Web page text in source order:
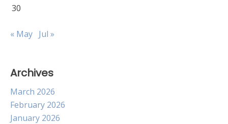
30
« May Jul »
Archives
March 2026
February 2026
January 2026